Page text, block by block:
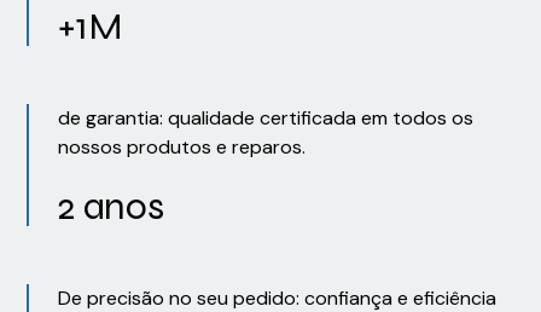
+1M
de garantia: qualidade certificada em todos os
nossos produtos e reparos.
2 anos
De precisão no seu pedido: confiança e eficiência